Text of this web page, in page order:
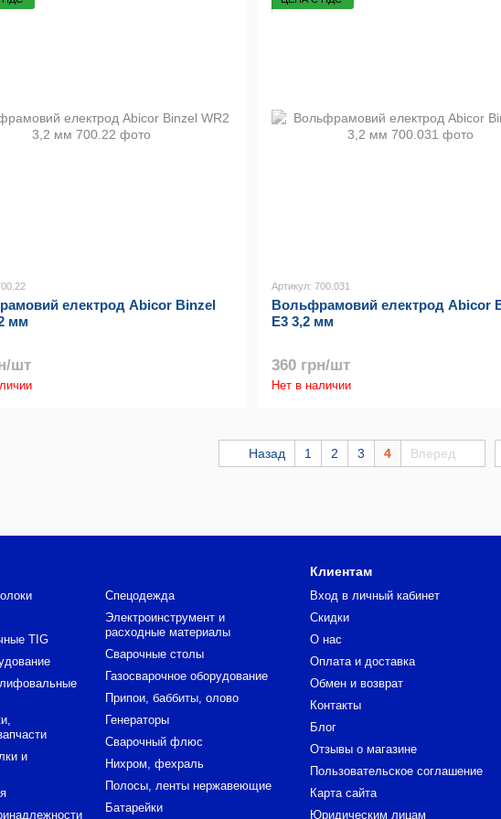
електрод Abicor Binzel
мм
шт
Артикул: 700.031
Вольфрамовий електрод Abicor
E3 3,2 мм
360 грн/шт
Нет в наличии
Назад 1 2 3 4 Вперед
TIG
и
Спецодежда
Электроинструмент и
расходные материалы
Сварочные столы
Газосварочное оборудование
Припои, баббиты, олово
Генераторы
Сварочный флюс
Нихром, фехраль
Полосы, ленты нержавеющие
Батарейки
Клиентам
Вход в личный кабинет
Скидки
О нас
Оплата и доставка
Обмен и возврат
Контакты
Блог
Отзывы о магазине
Пользовательское соглашение
Карта сайта
Юридическим лицам